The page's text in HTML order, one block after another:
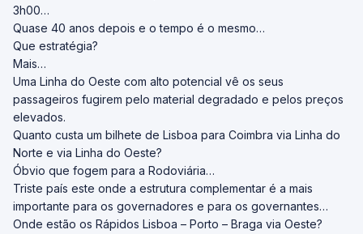
3h00…
Quase 40 anos depois e o tempo é o mesmo…
Que estratégia?
Mais…
Uma Linha do Oeste com alto potencial vê os seus
passageiros fugirem pelo material degradado e pelos preços
elevados.
Quanto custa um bilhete de Lisboa para Coimbra via Linha do
Norte e via Linha do Oeste?
Óbvio que fogem para a Rodoviária…
Triste país este onde a estrutura complementar é a mais
importante para os governadores e para os governantes…
Onde estão os Rápidos Lisboa – Porto – Braga via Oeste?